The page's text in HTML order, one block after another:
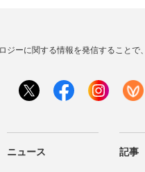
ジーに関する情報を発信することで
ニュース 記事